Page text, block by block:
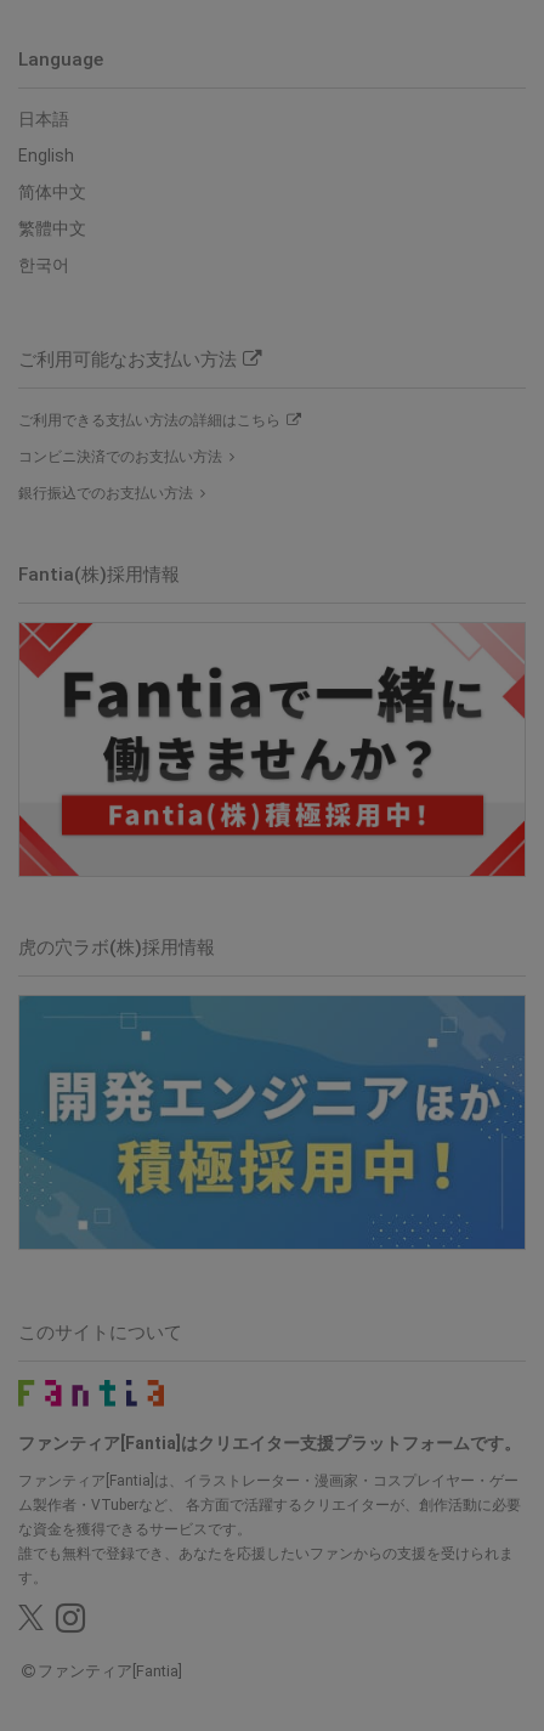
Language
日本語
English
简体中文
繁體中文
한국어
ご利用可能なお支払い方法
ご利用できる支払い方法の詳細はこちら
コンビニ決済でのお支払い方法
銀行振込でのお支払い方法
Fantia(株)採用情報
虎の穴ラボ(株)採用情報
このサイトについて
ファンティア[Fantia]はクリエイター支援プラットフォームです。
ファンティア[Fantia]は、イラストレーター・漫画家・コスプレイヤー・ゲー
ム製作者・VTuberなど、
各方面で活躍するクリエイターが、創作活動に必要
な資金を獲得できるサービスです。
誰でも無料で登録でき、あなたを応援したいファンからの支援を受けられま
す。
ファンティア[Fantia]